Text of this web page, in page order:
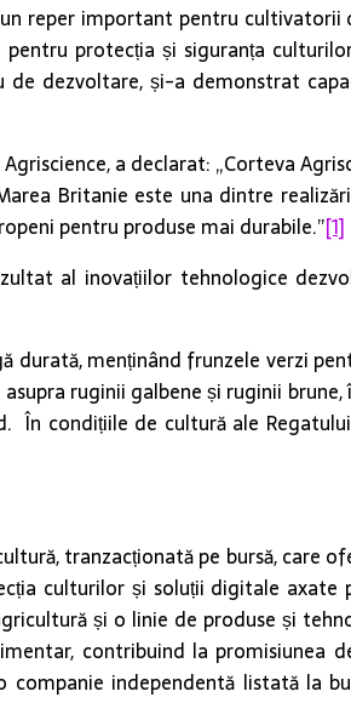
reper important pentru
protecția și siguranța
de dezvoltare, și-a demonstrat
a declarat: „Corteva
Britanie este una dintre
pentru produse mai durabile.”[1]
al inovațiilor tehnologice
durată, menținând frunzele verzi
ruginii galbene și ruginii
În condițiile de cultură ale
tranzacționată pe bursă,
culturilor și soluții digitale
și o linie de produse și
contribuind la promisiunea
independentă listată la